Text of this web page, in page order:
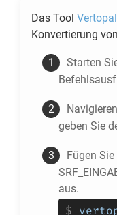
Das Tool
Konvertierung von
Starten
geben Sie
Fügen
aus.
$